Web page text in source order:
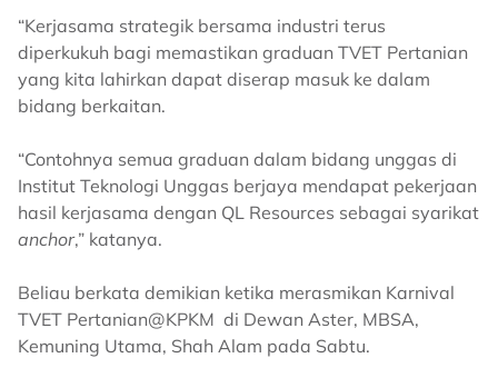
“Kerjasama strategik bersama industri terus
diperkukuh bagi memastikan graduan TVET Pertanian
yang kita lahirkan dapat diserap masuk ke dalam
bidang berkaitan.
“Contohnya semua graduan dalam bidang unggas di
Institut Teknologi Unggas berjaya mendapat pekerjaan
hasil kerjasama dengan QL Resources sebagai syarikat
anchor,” katanya.
Beliau berkata demikian ketika merasmikan Karnival
TVET Pertanian@KPKM di Dewan Aster, MBSA,
Kemuning Utama, Shah Alam pada Sabtu.